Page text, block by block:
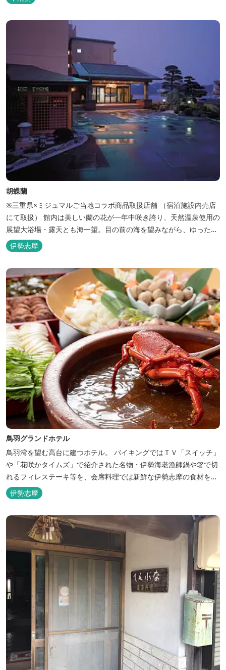
胡蝶蘭
※三重県×ミジュマルご当地コラボ商品取扱店舗 （宿泊施設内売店
にて取扱） 館内は美しい蘭の花が一年中咲き誇り、天然温泉使用の
展望大浴場・露天とも海一望。目の前の海を望みながら、ゆったり
とした時間をお過ごし下さい。
伊勢志摩
鳥羽グランドホテル
鳥羽湾を望む高台に建つホテル。 バイキングではＴＶ「スイッチ」
や「花咲かタイムズ」で紹介された名物・伊勢海老漁師鍋や箸で切
れるフィレステーキ等を、会席料理では新鮮な伊勢志摩の食材をお
楽しみいただけます。
伊勢志摩